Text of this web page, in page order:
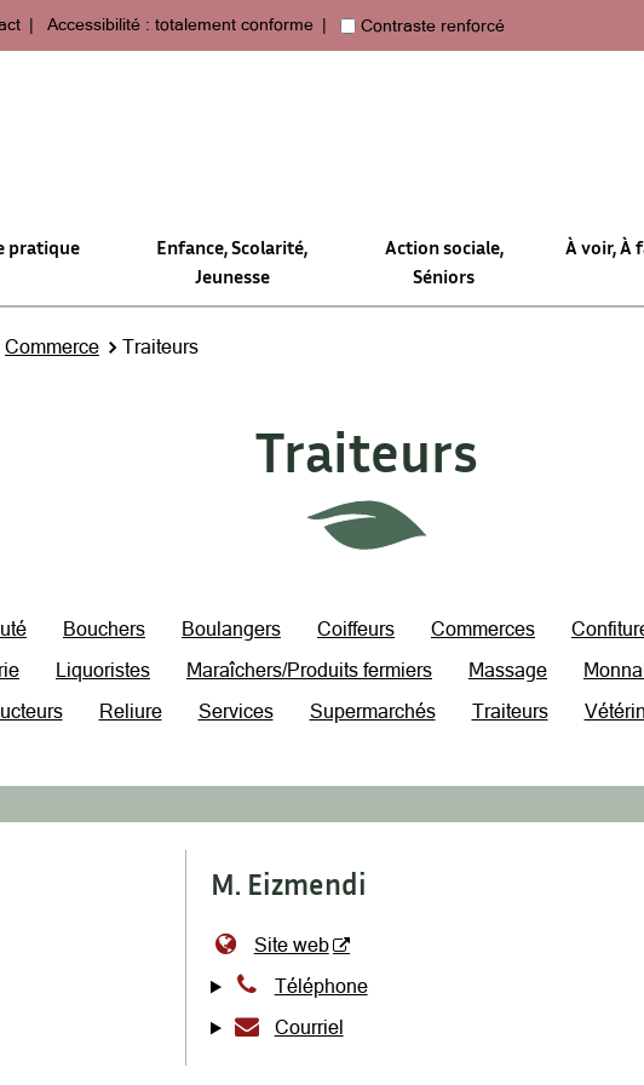
Accessibilité : totalement conforme Contraste renforcé
pratique
Enfance, Scolarité,
Jeunesse
Action sociale,
Séniors
À voir, À
Commerce Traiteurs
Traiteurs
Bouchers Boulangers Coiffeurs Commerces
Liquoristes Maraîchers/Produits fermiers Massage
Reliure Services Supermarchés Traiteurs
M. Eizmendi
Site web
Téléphone
Courriel